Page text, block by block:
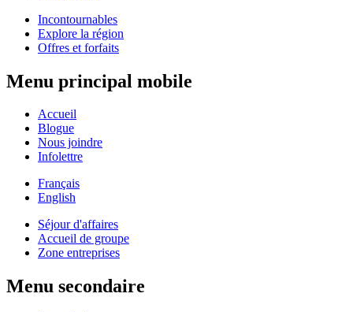
Incontournables
Explore la région
Offres et forfaits
Menu principal mobile
Accueil
Blogue
Nous joindre
Infolettre
Français
English
Séjour d'affaires
Accueil de groupe
Zone entreprises
Menu secondaire